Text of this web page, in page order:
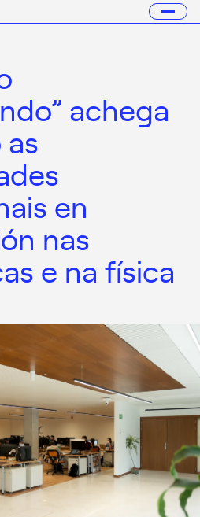
achega
en
nas
e na física